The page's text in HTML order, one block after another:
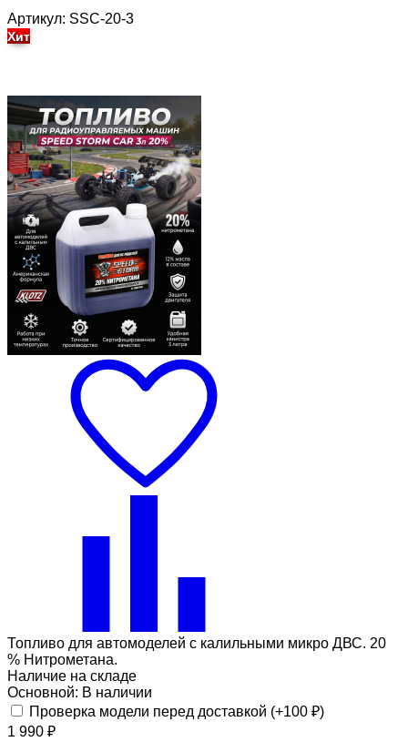
Артикул: SSC-20-3
Хит
Топливо для автомоделей с калильными микро ДВС. 20
% Нитрометана.
Наличие на складе
Основной: В наличии
Проверка модели перед доставкой (+100 ₽)
1 990 ₽